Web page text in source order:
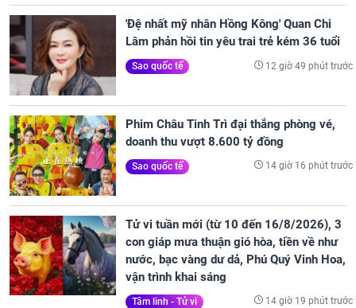
'Đệ nhất mỹ nhân Hồng Kông' Quan Chi
Lâm phản hồi tin yêu trai trẻ kém 36 tuổi
Sao quốc tế 12 giờ 49 phút trước
Phim Châu Tinh Trì đại thắng phòng vé,
doanh thu vượt 8.600 tỷ đồng
Sao quốc tế 14 giờ 16 phút trước
Tử vi tuần mới (từ 10 đến 16/8/2026), 3
con giáp mưa thuận gió hòa, tiền về như
nước, bạc vàng dư dả, Phú Quý Vinh Hoa,
vận trình khai sáng
Tâm linh - Tử vi 14 giờ 19 phút trước